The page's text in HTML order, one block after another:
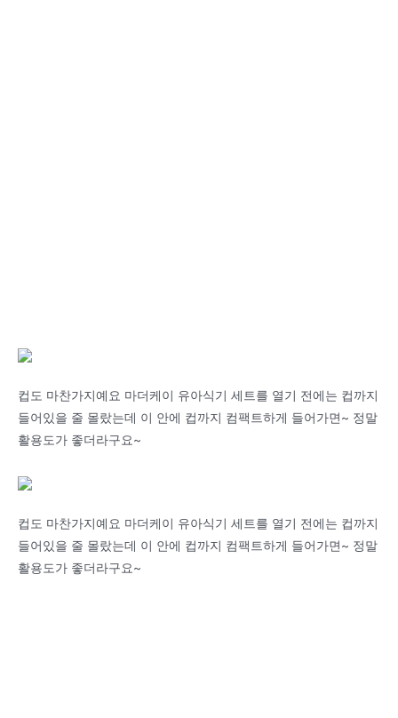
컵도 마찬가지예요 마더케이 유아식기 세트를 열기 전에는 컵까지
들어있을 줄 몰랐는데 이 안에 컵까지 컴팩트하게 들어가면~ 정말
활용도가 좋더라구요~
컵도 마찬가지예요 마더케이 유아식기 세트를 열기 전에는 컵까지
들어있을 줄 몰랐는데 이 안에 컵까지 컴팩트하게 들어가면~ 정말
활용도가 좋더라구요~